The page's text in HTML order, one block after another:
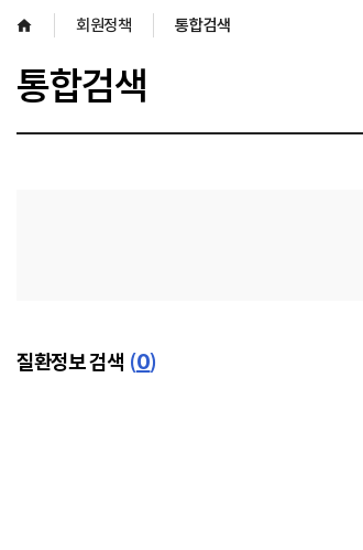
통합검색
회원정책 통합검색
질환정보 검색 (0)